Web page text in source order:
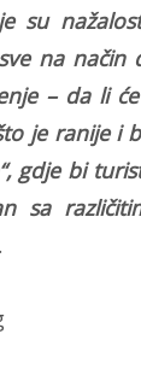
su
na
– da li
je ranije i
gdje bi
sa